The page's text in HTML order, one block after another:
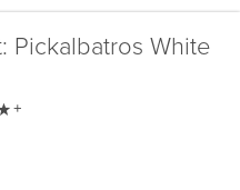
Pickalbatros White
+